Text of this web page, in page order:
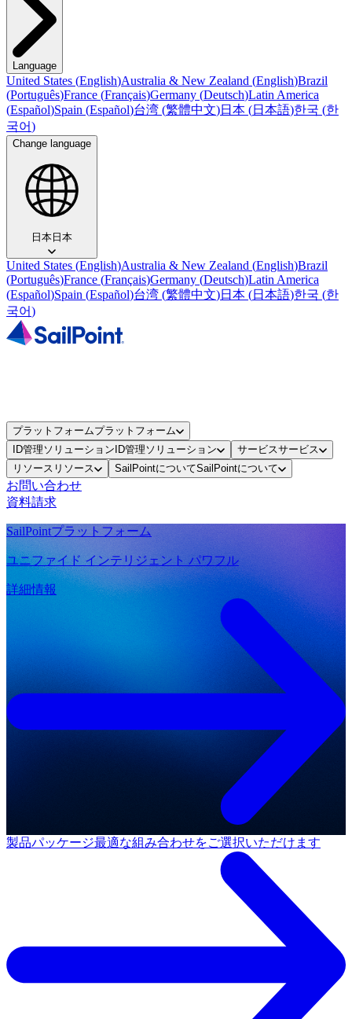
Language
United States (English)Australia & New Zealand (English)Brazil
(Português)France (Français)Germany (Deutsch)Latin America
(Español)Spain (Español)台湾 (繁體中文)日本 (日本語)한국 (한
국어)
Change language
日本日本
United States (English)Australia & New Zealand (English)Brazil
(Português)France (Français)Germany (Deutsch)Latin America
(Español)Spain (Español)台湾 (繁體中文)日本 (日本語)한국 (한
국어)
プラットフォームプラットフォーム
ID管理ソリューション ID管理ソリューション サービスサービス
リソース リソース SailPointについてSailPointについて
お問い合わせ
資料請求
SailPointプラットフォーム
ユニファイド インテリジェント パワフル
詳細情報
製品パッケージ最適な組み合わせをご選択いただけます